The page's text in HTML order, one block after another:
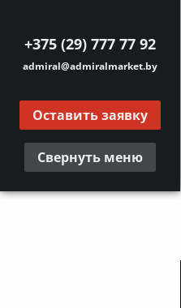
+375 (29) 777 77 92
admiral@admiralmarket.by
Оставить заявку
Свернуть меню